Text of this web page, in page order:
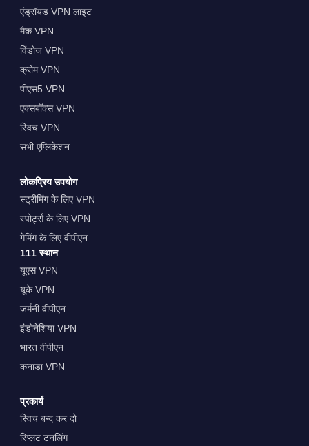
एंड्रॉयड VPN लाइट
मैक VPN
विंडोज VPN
क्रोम VPN
पीएस5 VPN
एक्सबॉक्स VPN
स्विच VPN
सभी एप्लिकेशन
लोकप्रिय उपयोग
स्ट्रीमिंग के लिए VPN
स्पोर्ट्स के लिए VPN
गेमिंग के लिए वीपीएन
111 स्थान
यूएस VPN
यूके VPN
जर्मनी वीपीएन
इंडोनेशिया VPN
भारत वीपीएन
कनाडा VPN
प्रकार्य
स्विच बन्द कर दो
स्प्लिट टनलिंग